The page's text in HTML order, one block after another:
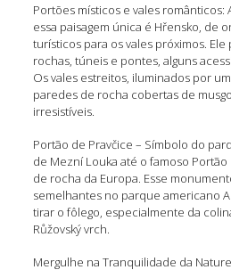
Portões místicos e vales românticos:
essa paisagem única é Hřensko, de
turísticos para os vales próximos.
rochas, túneis e pontes, alguns
Os vales estreitos, iluminados por
paredes de rocha cobertas de
irresistíveis.
Portão de Pravčice – Símbolo do
de Mezní Louka até o famoso
de rocha da Europa. Esse
semelhantes no parque americano
tirar o fôlego, especialmente da
Růžovský vrch.
Mergulhe na Tranquilidade da